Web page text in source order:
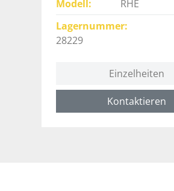
Modell
RHE
Lagernummer
28229
Einzelheiten
Kontaktieren